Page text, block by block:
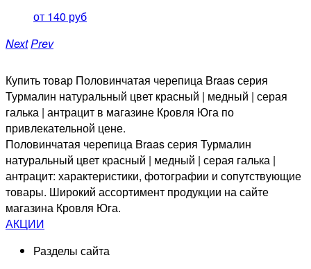
от 140 руб
NextPrev
Купить товар Половинчатая черепица Braas серия
Турмалин натуральный цвет красный | медный | серая
галька | антрацит в магазине Кровля Юга по
привлекательной цене.
Половинчатая черепица Braas серия Турмалин
натуральный цвет красный | медный | серая галька |
антрацит: характеристики, фотографии и сопутствующие
товары. Широкий ассортимент продукции на сайте
магазина Кровля Юга.
АКЦИИ
Разделы сайта